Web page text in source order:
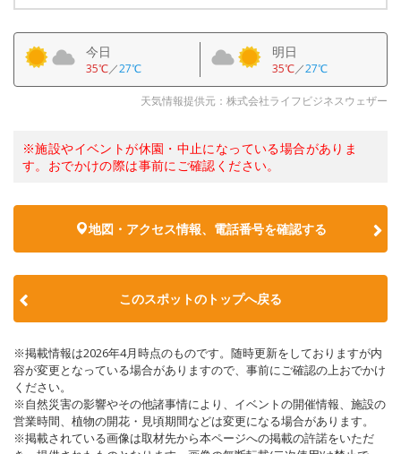
今日
35℃／27℃
明日
35℃／27℃
天気情報提供元：株式会社ライフビジネスウェザー
※施設やイベントが休園・中止になっている場合がありま
す。おでかけの際は事前にご確認ください。
地図・アクセス情報、電話番号を確認する
このスポットのトップへ戻る
※掲載情報は2026年4月時点のものです。随時更新をしておりますが内
容が変更となっている場合がありますので、事前にご確認の上おでかけ
ください。
※自然災害の影響やその他諸事情により、イベントの開催情報、施設の
営業時間、植物の開花・見頃期間などは変更になる場合があります。
※掲載されている画像は取材先から本ページへの掲載の許諾をいただ